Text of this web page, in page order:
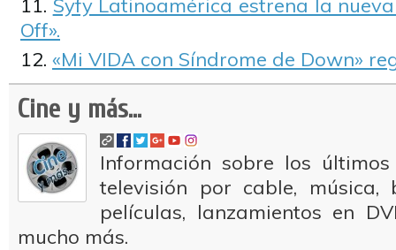
Syfy Latinoamérica estrena la
Off».
«Mi VIDA con Síndrome de Down»
Cine y más...
Información sobre los
televisión por cable, música,
películas, lanzamientos en
mucho más.